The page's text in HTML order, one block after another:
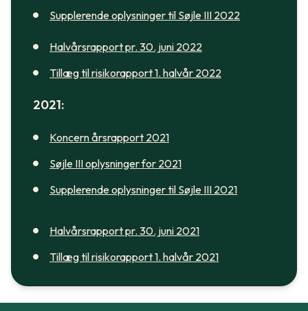
Supplerende oplysninger til Søjle III 2022
Halvårsrapport pr. 30. juni 2022
Tillæg til risikorapport 1. halvår 2022
2021:
Koncern årsrapport 2021
Søjle III oplysninger for 2021
Supplerende oplysninger til Søjle III 2021
Halvårsrapport pr. 30. juni 2021
Tillæg til risikorapport 1. halvår 2021